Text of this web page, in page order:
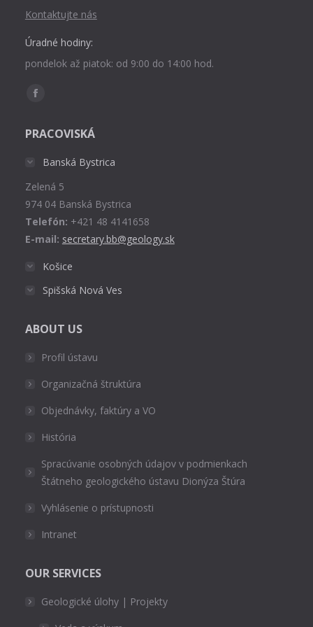
Kontaktujte nás
Úradné hodiny:
pondelok až piatok: od 9:00 do 14:00 hod.
Find us on:
Facebook
opens
window
PRACOVISKÁ
Banská Bystrica
Zelená 5
974 04 Banská Bystrica
Telefón: +421 48 4141658
E-mail: secretary.bb@geology.sk
Košice
Spišská Nová Ves
ABOUT US
Profil ústavu
Organizačná štruktúra
Objednávky, faktúry a VO
História
Spracúvanie osobných údajov v podmienkach
Štátneho geologického ústavu Dionýza Štúra
Vyhlásenie o prístupnosti
Intranet
OUR SERVICES
Geologické úlohy | Projekty